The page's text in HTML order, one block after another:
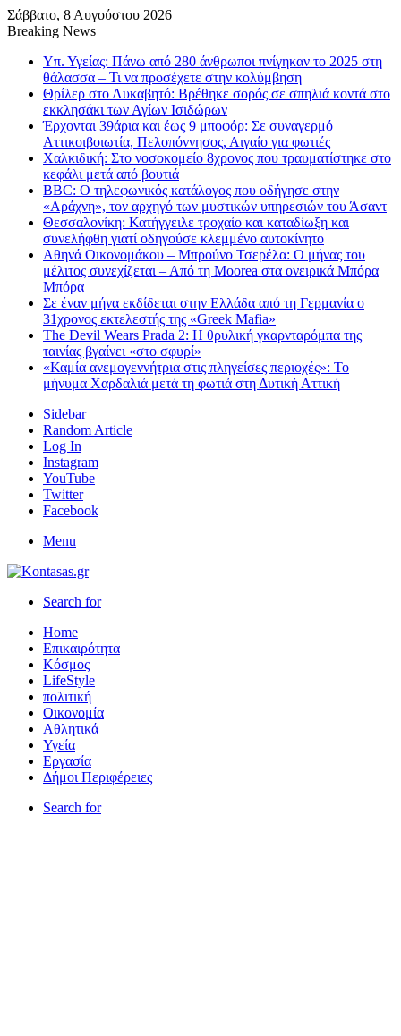
Σάββατο, 8 Αυγούστου 2026
Breaking News
Υπ. Υγείας: Πάνω από 280 άνθρωποι πνίγηκαν το 2025 στη
θάλασσα – Τι να προσέχετε στην κολύμβηση
Θρίλερ στο Λυκαβητό: Βρέθηκε σορός σε σπηλιά κοντά στο
εκκλησάκι των Αγίων Ισιδώρων
Έρχονται 39άρια και έως 9 μποφόρ: Σε συναγερμό
Αττικοιβοιωτία, Πελοπόννησος, Αιγαίο για φωτιές
Χαλκιδική: Στο νοσοκομείο 8χρονος που τραυματίστηκε στο
κεφάλι μετά από βουτιά
BBC: Ο τηλεφωνικός κατάλογος που οδήγησε στην
«Αράχνη», τον αρχηγό των μυστικών υπηρεσιών του Άσαντ
Θεσσαλονίκη: Κατήγγειλε τροχαίο και καταδίωξη και
συνελήφθη γιατί οδηγούσε κλεμμένο αυτοκίνητο
Αθηνά Οικονομάκου – Μπρούνο Τσερέλα: Ο μήνας του
μέλιτος συνεχίζεται – Από τη Moorea στα ονειρικά Μπόρα
Μπόρα
Σε έναν μήνα εκδίδεται στην Ελλάδα από τη Γερμανία ο
31χρονος εκτελεστής της «Greek Mafia»
The Devil Wears Prada 2: Η θρυλική γκαρνταρόμπα της
ταινίας βγαίνει «στο σφυρί»
«Καμία ανεμογεννήτρια στις πληγείσες περιοχές»: Το
μήνυμα Χαρδαλιά μετά τη φωτιά στη Δυτική Αττική
Sidebar
Random Article
Log In
Instagram
YouTube
Twitter
Facebook
Menu
Search for
Home
Επικαιρότητα
Κόσμος
LifeStyle
πολιτική
Οικονομία
Αθλητικά
Υγεία
Εργασία
Δήμοι Περιφέρειες
Search for